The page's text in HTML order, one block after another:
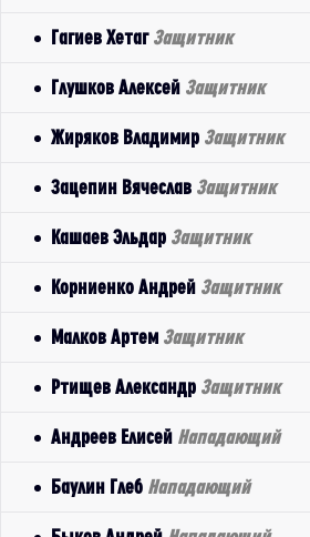
Гагиев Хетаг Защитник
Глушков Алексей Защитник
Жиряков Владимир Защитник
Зацепин Вячеслав Защитник
Кашаев Эльдар Защитник
Корниенко Андрей Защитник
Малков Артем Защитник
Ртищев Александр Защитник
Андреев Елисей Нападающий
Баулин Глеб Нападающий